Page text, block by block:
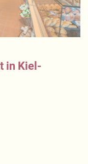
in Kiel-